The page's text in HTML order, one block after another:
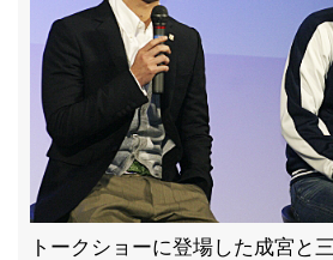
トークショーに登場した成宮と